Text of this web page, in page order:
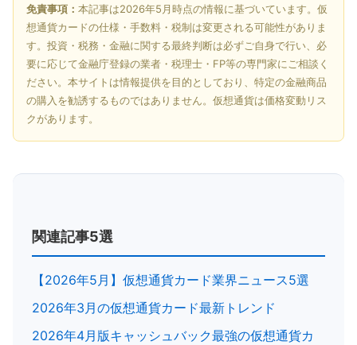
免責事項： 本記事は2026年5月時点の情報に基づいています。仮
想通貨カードの仕様・手数料・税制は変更される可能性がありま
す。投資・税務・金融に関する最終判断は必ずご自身で行い、必
要に応じて金融庁登録の業者・税理士・FP等の専門家にご相談く
ださい。本サイトは情報提供を目的としており、特定の金融商品
の購入を勧誘するものではありません。仮想通貨は価格変動リス
クがあります。
関連記事5選
【2026年5月】仮想通貨カード業界ニュース5選
2026年3月の仮想通貨カード最新トレンド
2026年4月版キャッシュバック最強の仮想通貨カ